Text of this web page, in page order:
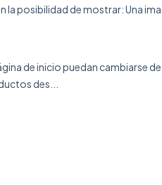
posibilidad de mostrar: Una
de inicio puedan cambiarse
des...